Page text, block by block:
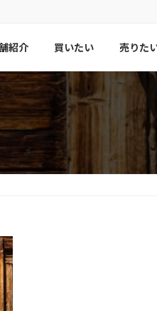
紹介 買いたい 売りた